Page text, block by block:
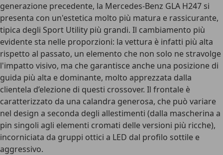
generazione precedente, la Mercedes-Benz GLA H247 si
presenta con un'estetica molto più matura e rassicurante,
tipica degli Sport Utility più grandi. Il cambiamento più
evidente sta nelle proporzioni: la vettura è infatti più alta
rispetto al passato, un elemento che non solo ne stravolge
l'impatto visivo, ma che garantisce anche una posizione di
guida più alta e dominante, molto apprezzata dalla
clientela d’elezione di questi crossover. Il frontale è
caratterizzato da una calandra generosa, che può variare
nel design a seconda degli allestimenti (dalla mascherina a
pin singoli agli elementi cromati delle versioni più ricche),
incorniciata da gruppi ottici a LED dal profilo sottile e
aggressivo.